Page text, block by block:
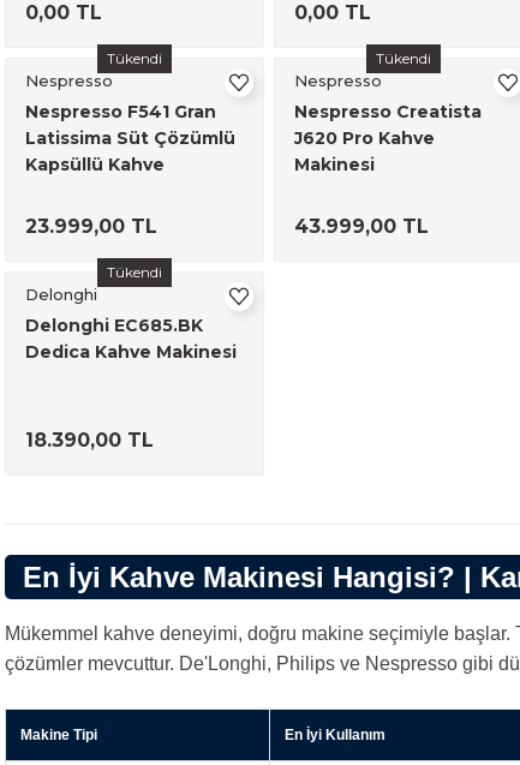
0,00 TL 0,00 TL
Tükendi
Nespresso
Nespresso F541 Gran
Latissima Süt Çözümlü
Kapsüllü Kahve
23.999,00 TL
Tükendi
Nespresso
Nespresso Creatista
J620 Pro Kahve
Makinesi
43.999,00 TL
Tükendi
Delonghi
Delonghi EC685.BK
Dedica Kahve Makinesi
18.390,00 TL
En İyi Kahve Makinesi Hangisi? |
Mükemmel kahve deneyimi, doğru makine seçimiyle
çözümler mevcuttur. De'Longhi, Philips ve Nespresso gibi
Makine Tipi En İyi Kullanım